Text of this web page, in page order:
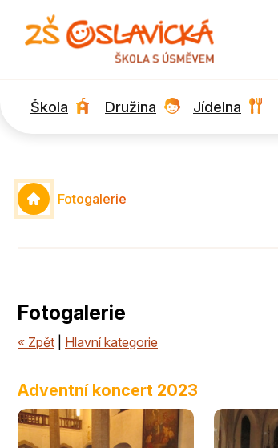
Škola Družina Jídelna
Fotogalerie
Fotogalerie
« Zpět Hlavní kategorie
Adventní koncert 2023